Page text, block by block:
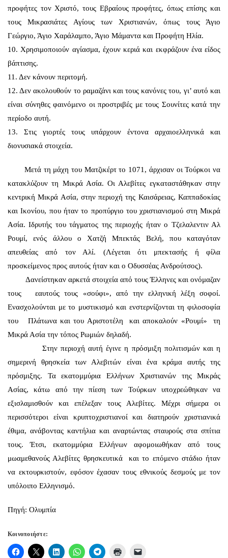
προφήτες τον Χριστό, τους Εβραίους προφήτες, όπως επίσης και
τους Μικρασιάτες Αγίους των Χριστιανών, όπως τους Άγιο
Γεώργιο, Άγιο Χαράλαμπο, Άγιο Μάμαντα και Προφήτη Ηλία.
10. Χρησιμοποιούν αγίασμα, έχουν κεριά και εκφράζουν ένα είδος
βάπτισης.
11. Δεν κάνουν περιτομή.
12. Δεν ακολουθούν το ραμαζάνι και τους κανόνες του, γι’ αυτό και
είναι σύνηθες φαινόμενο οι προστριβές με τους Σουνίτες κατά την
περίοδο αυτή.
13. Στις γιορτές τους υπάρχουν έντονα αρχαιοελληνικά και
διονυσιακά στοιχεία.
Μετά τη μάχη του Ματζικέρτ το 1071, άρχισαν οι Τούρκοι να
κατακλύζουν τη Μικρά Ασία. Οι Αλεβίτες εγκαταστάθηκαν στην
κεντρική Μικρά Ασία, στην περιοχή της Καισάρειας, Καππαδοκίας
και Ικονίου, που ήταν το προπύργιο του χριστιανισμού στη Μικρά
Ασία. Ιδρυτής του τάγματος της περιοχής ήταν ο Τζελαλεντιν Αλ
Ρουμί, ενός άλλου ο Χατζή Μπεκτάς Βελή, που καταγόταν
απευθείας από τον Αλί. (Λέγεται ότι μπεκτασής ή φίλα
προσκείμενος προς αυτούς ήταν και ο Οδυσσέας Ανδρούτσος).
Δανείστηκαν αρκετά στοιχεία από τους Έλληνες και ονόμαζαν
τους εαυτούς τους «σούφι», από την ελληνική λέξη σοφοί.
Ενασχολούνται με το μυστικισμό και ενστερνίζονται τη φιλοσοφία
του Πλάτωνα και του Αριστοτέλη και αποκαλούν «Ρουμί» τη
Μικρά Ασία την τόπος Ρωμιών δηλαδή.
Στην περιοχή αυτή έγινε η πρόσμιξη πολιτισμών και η
σημερινή θρησκεία των Αλεβιτών είναι ένα κράμα αυτής της
πρόσμιξης. Τα εκατομμύρια Ελλήνων Χριστιανών της Μικράς
Ασίας, κάτω από την πίεση των Τούρκων υποχρεώθηκαν να
εξισλαμισθούν και επέλεξαν τους Αλεβίτες. Μέχρι σήμερα οι
περισσότεροι είναι κρυπτοχριστιανοί και διατηρούν χριστιανικά
έθιμα, ανάβοντας καντήλια και αναρτώντας σταυρούς στα σπίτια
τους. Έτσι, εκατομμύρια Ελλήνων αφομοιωθήκαν από τους
μωαμεθανούς Αλεβίτες θρησκευτικά και το επόμενο στάδιο ήταν
να εκτουρκιστούν, εφόσον έχασαν τους εθνικούς δεσμούς με τον
υπόλοιπο Ελληνισμό.
Πηγή: Ολυμπία
Κοινοποιήστε: